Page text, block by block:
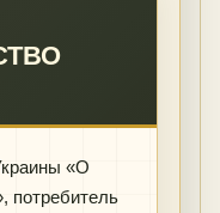
«О
потребитель